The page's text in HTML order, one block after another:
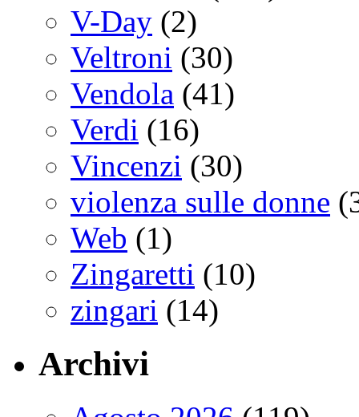
V-Day (2)
Veltroni (30)
Vendola (41)
Verdi (16)
Vincenzi (30)
violenza sulle donne
Web (1)
Zingaretti (10)
zingari (14)
Archivi